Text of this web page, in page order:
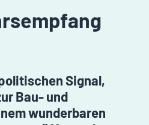
Signal,
Bau- und
wunderbaren